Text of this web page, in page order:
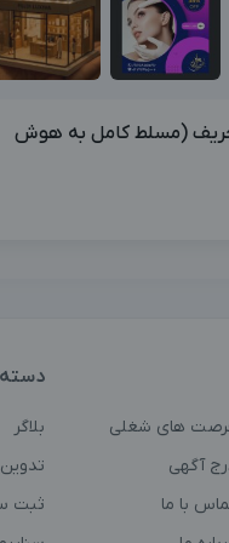
(مسلط کامل به هوش
های شغلی
آگهی
با ما
بلاگر
ثبت